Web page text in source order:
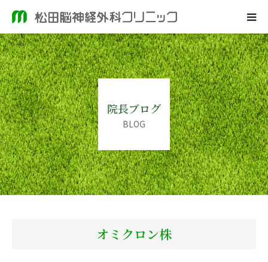
院長ブログ
BLOG
オミクロン株
ホーム
当院のご案内
脳神経外科
皮膚科
院長ブログ